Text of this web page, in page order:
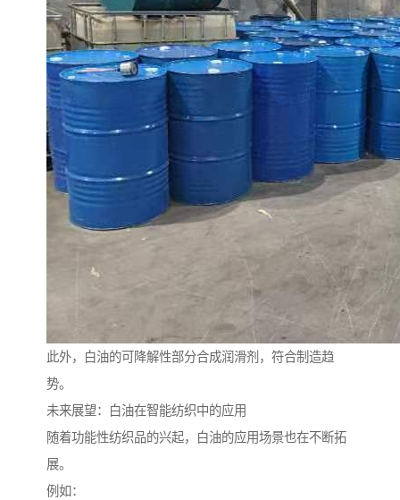
此外，白油的可降解性部分合成润滑剂，符合制造趋
势。
未来展望：白油在智能纺织中的应用
随着功能性纺织品的兴起，白油的应用场景也在不断拓
展。
例如：